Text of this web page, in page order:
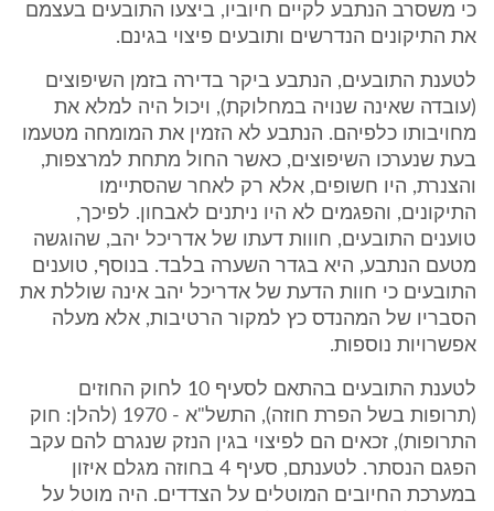
כי משסרב הנתבע לקיים חיוביו, ביצעו התובעים בעצמם
את התיקונים הנדרשים ותובעים פיצוי בגינם.
לטענת התובעים, הנתבע ביקר בדירה בזמן השיפוצים
(עובדה שאינה שנויה במחלוקת), ויכול היה למלא את
מחויבותו כלפיהם. הנתבע לא הזמין את המומחה מטעמו
בעת שנערכו השיפוצים, כאשר החול מתחת למרצפות,
והצנרת, היו חשופים, אלא רק לאחר שהסתיימו
התיקונים, והפגמים לא היו ניתנים לאבחון. לפיכך,
טוענים התובעים, חווות דעתו של אדריכל יהב, שהוגשה
מטעם הנתבע, היא בגדר השערה בלבד. בנוסף, טוענים
התובעים כי חוות הדעת של אדריכל יהב אינה שוללת את
הסבריו של המהנדס כץ למקור הרטיבות, אלא מעלה
אפשרויות נוספות.
לטענת התובעים בהתאם לסעיף 10 לחוק החוזים
(תרופות בשל הפרת חוזה), התשל"א - 1970 (להלן: חוק
התרופות), זכאים הם לפיצוי בגין הנזק שנגרם להם עקב
הפגם הנסתר. לטענתם, סעיף 4 בחוזה מגלם איזון
במערכת החיובים המוטלים על הצדדים. היה מוטל על